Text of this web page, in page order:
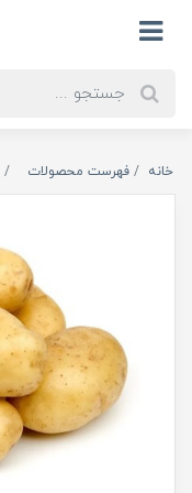
خانه فهرست محصولات